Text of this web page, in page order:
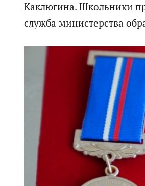
Каклюгина. Школьники
служба министерства